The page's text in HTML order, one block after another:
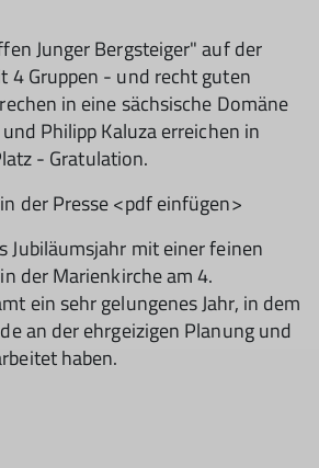
Junger Bergsteiger" auf der
4 Gruppen - und recht guten
in eine sächsische Domäne
Philipp Kaluza erreichen in
- Gratulation.
der Presse <pdf einfügen>
Jubiläumsjahr mit einer feinen
der Marienkirche am 4.
ein sehr gelungenes Jahr, in dem
an der ehrgeizigen Planung und
haben.